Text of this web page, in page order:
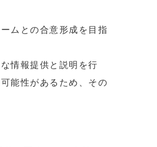
ムとの合意形成を目指
情報提供と説明を行
能性があるため、その